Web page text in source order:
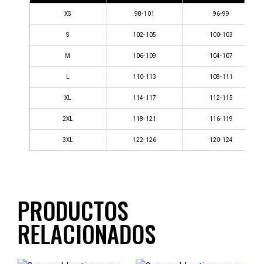
XS 98-101 96-99
S 102-105 100-103
M 106-109 104-107
110-113 108-111
XL 114-117 112-115
2XL 118-121 116-119
3XL 122-126 120-124
PRODUCTOS
RELACIONADOS